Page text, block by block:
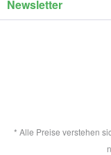
Newsletter
* Alle Preise verstehen